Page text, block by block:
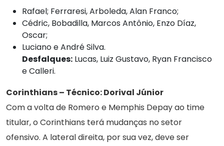
Rafael; Ferraresi, Arboleda, Alan Franco;
Cédric, Bobadilla, Marcos Antônio, Enzo Díaz,
Oscar;
Luciano e André Silva.
Desfalques: Lucas, Luiz Gustavo, Ryan Francisco
e Calleri.
Corinthians – Técnico: Dorival Júnior
Com a volta de Romero e Memphis Depay ao time
titular, o Corinthians terá mudanças no setor
ofensivo. A lateral direita, por sua vez, deve ser